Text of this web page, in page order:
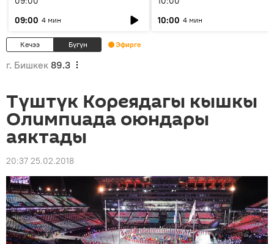
09:00 4 мин
10:00 4 мин
Кечээ Бүгүн Эфирге
г. Бишкек 89.3
Түштүк Кореядагы кышкы
Олимпиада оюндары
аяктады
20:37 25.02.2018